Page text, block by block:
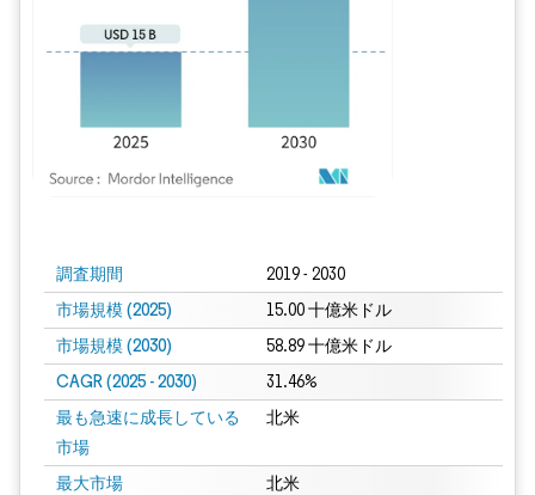
調査期間 2019 - 2030
市場規模 (2025) 15.00 十億米ドル
市場規模 (2030) 58.89 十億米ドル
CAGR (2025 - 2030) 31.46%
最も急速に成長している
市場
北米
最大市場 北米